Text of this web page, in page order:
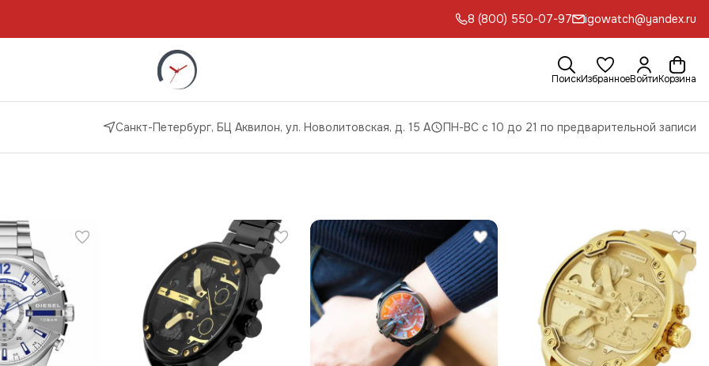
8 (800) 550-07-97 igowatch@yandex.ru
ПоискИзбранноеВойтиКорзина
Санкт-Петербург, БЦ Аквилон, ул. Новолитовская, д. 15 А ПН-ВС с 10 до 21 по предварительной записи